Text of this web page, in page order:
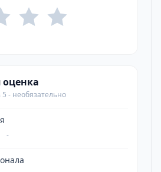
оценка
- необязательно
-